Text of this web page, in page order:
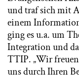
und traf sich mit
einem
ging es u.a. um
Integration und
TTIP. „Wir
uns durch Ihren